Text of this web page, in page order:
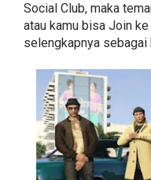
Social Club, maka
atau kamu bisa Join
selengkapnya sebagai